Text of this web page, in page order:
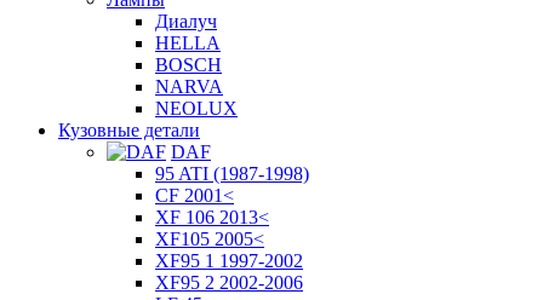
Диалуч
HELLA
BOSCH
NARVA
NEOLUX
Кузовные детали
DAF
95 ATI (1987-1998)
CF 2001<
XF 106 2013<
XF105 2005<
XF95 1 1997-2002
XF95 2 2002-2006